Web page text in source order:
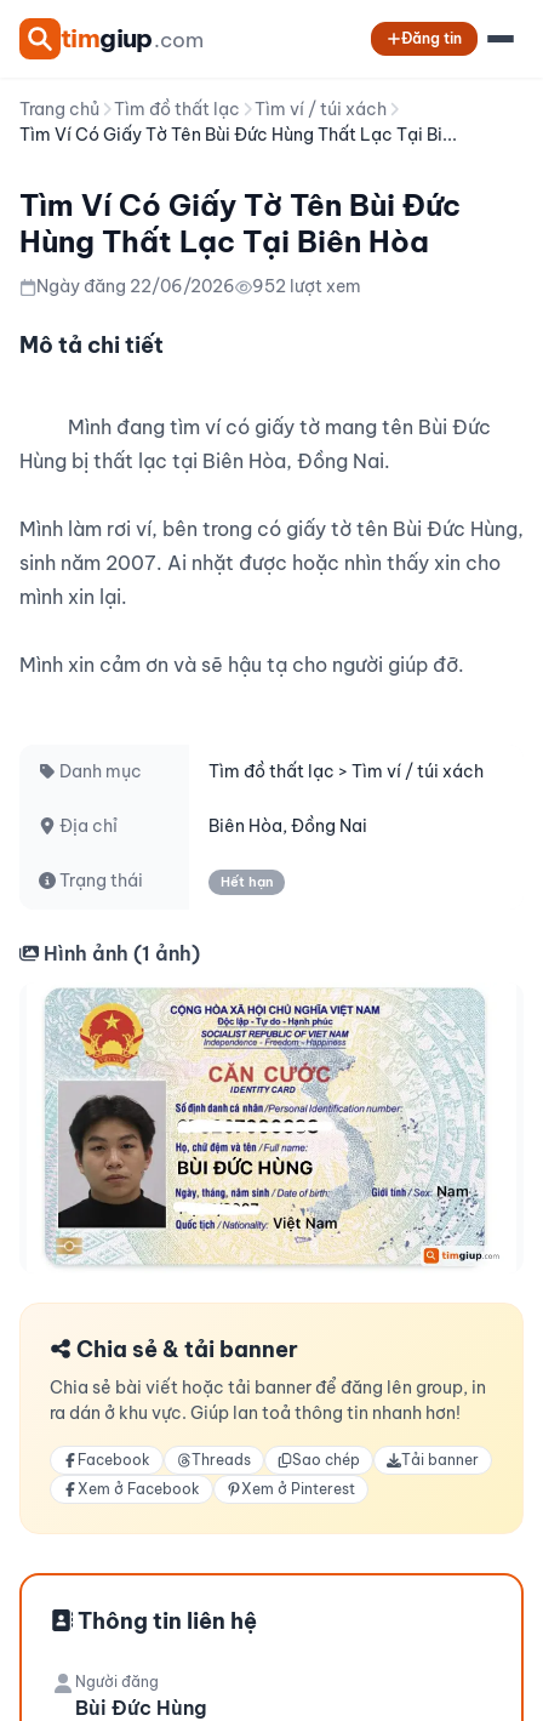
timgiup.com Đăng tin
Trang chủ Tìm đồ thất lạc
Tìm ví / túi xách
Tìm Ví Có Giấy Tờ Tên Bùi Đức Hùng Thất Lạc Tại Bi...
Tìm Ví Có Giấy Tờ Tên Bùi Đức
Hùng Thất Lạc Tại Biên Hòa
Ngày đăng 22/06/2026 952 lượt xem
Mô tả chi tiết
Hùng bị thất lạc tại Biên Hòa, Đồng Nai.
Mình làm rơi ví, bên trong có giấy tờ tên Bùi Đức Hùng,
sinh năm 2007. Ai nhặt được hoặc nhìn thấy xin cho
mình xin lại.
Mình xin cảm ơn và sẽ hậu tạ cho người giúp đỡ.
Danh mục Tìm đồ thất lạc > Tìm ví / túi xách
Địa chỉ Biên Hòa, Đồng Nai
Trạng thái Hết hạn
Hình ảnh (1 ảnh)
Chia sẻ & tải banner
Chia sẻ bài viết hoặc tải banner để đăng lên group, in
ra dán ở khu vực. Giúp lan toả thông tin nhanh hơn!
Facebook Threads Sao chép
Tải banner
Xem ở Facebook
Xem ở Pinterest
Thông tin liên hệ
Người đăng
Bùi Đức Hùng